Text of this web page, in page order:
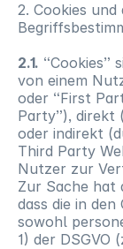
2. Cookies
2.1. “Cookies”
von einem
oder “First
Party”), direkt
oder indirekt
Third Party
Nutzer zur
Zur Sache hat
dass die in
sowohl
1) der DSGVO